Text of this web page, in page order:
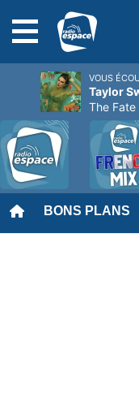
BONS PLANS
VOUS
Taylor
The Fate